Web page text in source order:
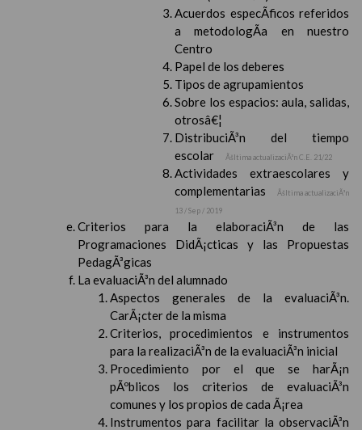
Acuerdos especÃ­ficos referidos
a metodologÃ­a en nuestro
Centro
Papel de los deberes
Tipos de agrupamientos
Sobre los espacios: aula, salidas,
otrosâ€¦
DistribuciÃ³n del tiempo
escolar
Ãšltima actualizaciÃ³n C.E. 21/22
Actividades extraescolares y
complementarias
Ãšltima actualizaciÃ³n
13 / Sep / 2019
Criterios para la elaboraciÃ³n de las
Programaciones DidÃ¡cticas y las Propuestas
PedagÃ³gicas
La evaluaciÃ³n del alumnado
Aspectos generales de la evaluaciÃ³n.
CarÃ¡cter de la misma
Criterios, procedimientos e instrumentos
para la realizaciÃ³n de la evaluaciÃ³n inicial
Procedimiento por el que se harÃ¡n
pÃºblicos los criterios de evaluaciÃ³n
comunes y los propios de cada Ã¡rea
Instrumentos para facilitar la observaciÃ³n